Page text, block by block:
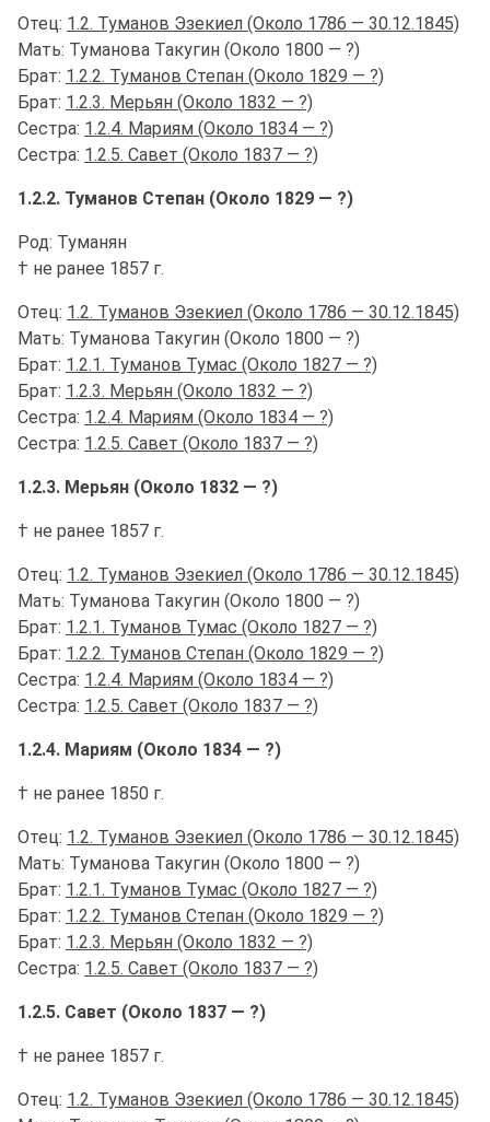
Отец: 1.2. Туманов Эзекиел (Около 1786 — 30.12.1845)
Мать: Туманова Такугин (Около 1800 — ?)
Брат: 1.2.2. Туманов Степан (Около 1829 — ?)
Брат: 1.2.3. Мерьян (Около 1832 — ?)
Сестра: 1.2.4. Мариям (Около 1834 — ?)
Сестра: 1.2.5. Савет (Около 1837 — ?)
1.2.2. Туманов Степан (Около 1829 — ?)
Род: Туманян
† не ранее 1857 г.
Отец: 1.2. Туманов Эзекиел (Около 1786 — 30.12.1845)
Мать: Туманова Такугин (Около 1800 — ?)
Брат: 1.2.1. Туманов Тумас (Около 1827 — ?)
Брат: 1.2.3. Мерьян (Около 1832 — ?)
Сестра: 1.2.4. Мариям (Около 1834 — ?)
Сестра: 1.2.5. Савет (Около 1837 — ?)
1.2.3. Мерьян (Около 1832 — ?)
† не ранее 1857 г.
Отец: 1.2. Туманов Эзекиел (Около 1786 — 30.12.1845)
Мать: Туманова Такугин (Около 1800 — ?)
Брат: 1.2.1. Туманов Тумас (Около 1827 — ?)
Брат: 1.2.2. Туманов Степан (Около 1829 — ?)
Сестра: 1.2.4. Мариям (Около 1834 — ?)
Сестра: 1.2.5. Савет (Около 1837 — ?)
1.2.4. Мариям (Около 1834 — ?)
† не ранее 1850 г.
Отец: 1.2. Туманов Эзекиел (Около 1786 — 30.12.1845)
Мать: Туманова Такугин (Около 1800 — ?)
Брат: 1.2.1. Туманов Тумас (Около 1827 — ?)
Брат: 1.2.2. Туманов Степан (Около 1829 — ?)
Брат: 1.2.3. Мерьян (Около 1832 — ?)
Сестра: 1.2.5. Савет (Около 1837 — ?)
1.2.5. Савет (Около 1837 — ?)
† не ранее 1857 г.
Отец: 1.2. Туманов Эзекиел (Около 1786 — 30.12.1845)